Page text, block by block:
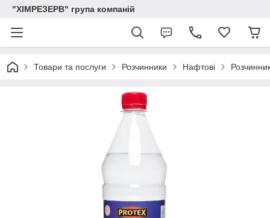
"ХІМРЕЗЕРВ" група компаній
Товари та послуги Розчинники Нафтові